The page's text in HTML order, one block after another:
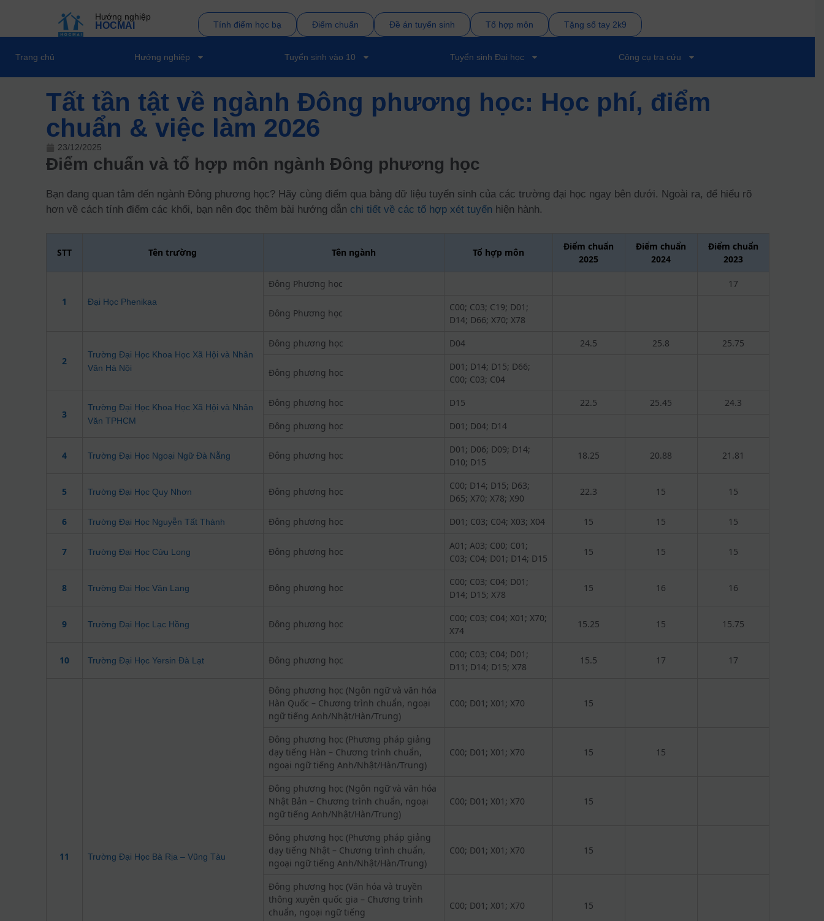
Hướng nghiệp
HOCMAI Tính điểm học bạ Điểm chuẩn Đề án tuyển sinh Tổ hợp môn Tặng sổ tay 2k9
Trang chủ Hướng nghiệp Tuyển sinh vào 10 Tuyển sinh Đại học Công cụ tra cứu
Tất tần tật về ngành Đông phương học: Học phí, điểm
chuẩn & việc làm 2026
23/12/2025
Điểm chuẩn và tổ hợp môn ngành Đông phương học
Bạn đang quan tâm đến ngành Đông phương học? Hãy cùng điểm qua bảng dữ liệu tuyển sinh của các trường đại học ngay bên dưới. Ngoài ra, để hiểu rõ
hơn về cách tính điểm các khối, bạn nên đọc thêm bài hướng dẫn chi tiết về các tổ hợp xét tuyển hiện hành.
STT Tên trường Tên ngành Tổ hợp môn
Điểm chuẩn
2025
Điểm chuẩn
2024
Điểm chuẩn
2023
1 Đại Học Phenikaa
Đông Phương học 17
Đông Phương học
C00; C03; C19; D01;
D14; D66; X70; X78
2
Trường Đại Học Khoa Học Xã Hội và Nhân
Văn Hà Nội
Đông phương học D04 24.5 25.8 25.75
Đông phương học
D01; D14; D15; D66;
C00; C03; C04
3
Trường Đại Học Khoa Học Xã Hội và Nhân
Văn TPHCM
Đông phương học D15 22.5 25.45
24.3
Đông phương học
D01; D04; D14
4 Trường Đại Học Ngoại Ngữ Đà Nẵng Đông phương học
D01; D06; D09; D14;
D10; D15
18.25 20.88 21.81
5 Trường Đại Học Quy Nhơn Đông phương học
C00; D14; D15; D63;
D65; X70; X78; X90
22.3 15 15
6 Trường Đại Học Nguyễn Tất Thành Đông phương học D01; C03; C04; X03; X04 15 15 15
7 Trường Đại Học Cửu Long Đông phương học
A01; A03; C00; C01;
C03; C04; D01; D14; D15
15 15 15
8 Trường Đại Học Văn Lang Đông phương học
C00; C03; C04; D01;
D14; D15; X78
15 16 16
9 Trường Đại Học Lạc Hồng Đông phương học
C00; C03; C04; X01; X70;
X74
15.25 15 15.75
10 Trường Đại Học Yersin Đà Lạt Đông phương học
C00; C03; C04; D01;
D11; D14; D15; X78
15.5 17 17
11 Trường Đại Học Bà Rịa – Vũng Tàu
Đông phương học (Ngôn ngữ và văn hóa
Hàn Quốc – Chương trình chuẩn, ngoại
ngữ tiếng Anh/Nhật/Hàn/Trung)
C00; D01; X01; X70 15
Đông phương học (Phương pháp giảng
dạy tiếng Hàn – Chương trình chuẩn,
ngoại ngữ tiếng Anh/Nhật/Hàn/Trung)
C00; D01; X01; X70 15 15
Đông phương học (Ngôn ngữ và văn hóa
Nhật Bản – Chương trình chuẩn, ngoại
ngữ tiếng Anh/Nhật/Hàn/Trung)
C00; D01; X01; X70 15
Đông phương học (Phương pháp giảng
dạy tiếng Nhật – Chương trình chuẩn,
ngoại ngữ tiếng Anh/Nhật/Hàn/Trung)
C00; D01; X01; X70 15
Đông phương học (Văn hóa và truyền
thông xuyên quốc gia – Chương trình
chuẩn, ngoại ngữ tiếng
C00; D01; X01; X70 15